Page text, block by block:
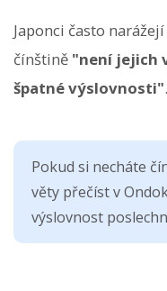
Japonci často
čínštině "není jejich
špatné výslovnosti".
Pokud si necháte
věty přečíst v
výslovnost